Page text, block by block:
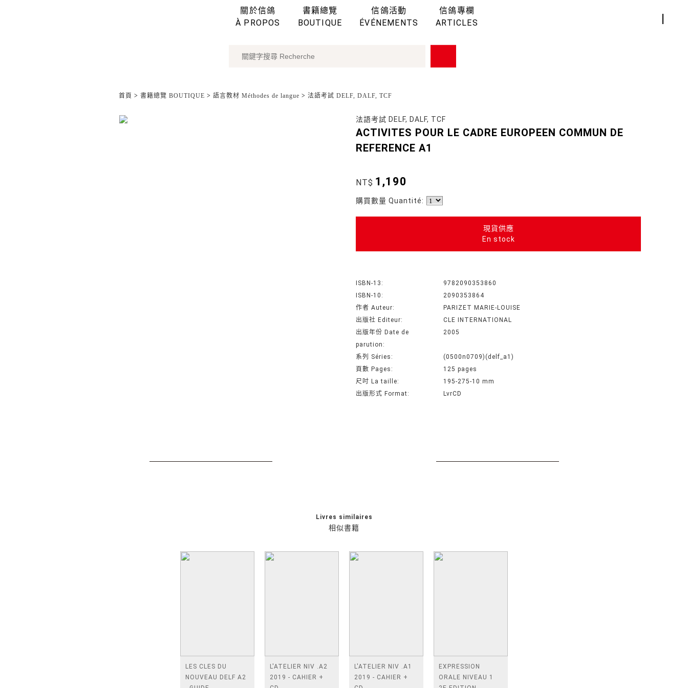
關於信鴿
À PROPOS
書籍總覽
BOUTIQUE
信鴿活動
ÉVÉNEMENTS
信鴿專欄
ARTICLES
首頁 > 書籍總覽 BOUTIQUE > 語言教材 Méthodes de langue > 法語考試 DELF, DALF, TCF
法語考試 DELF, DALF, TCF
ACTIVITES POUR LE CADRE EUROPEEN COMMUN DE
REFERENCE A1
NT$ 1,190
購買數量 Quantité:
現貨供應
En stock
ISBN-13:
9782090353860
ISBN-10:
2090353864
作者 Auteur:
PARIZET MARIE-LOUISE
出版社 Editeur:
CLE INTERNATIONAL
出版年份 Date de
parution:
2005
系列 Séries:
(0500n0709)(delf_a1)
頁數 Pages:
125 pages
尺吋 La taille:
195-275-10 mm
出版形式 Format:
LvrCD
相似書籍
Livres similaires
LES CLES DU
NOUVEAU DELF A2
L'ATELIER NIV .A2
2019 - CAHIER +
L'ATELIER NIV .A1
2019 - CAHIER +
EXPRESSION
ORALE NIVEAU 1